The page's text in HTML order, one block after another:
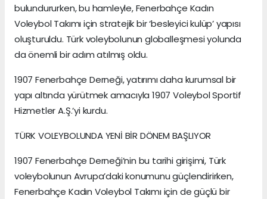
bulundururken, bu hamleyle, Fenerbahçe Kadın
Voleybol Takımı için stratejik bir ‘besleyici kulüp’ yapısı
oluşturuldu. Türk voleybolunun globalleşmesi yolunda
da önemli bir adım atılmış oldu.
1907 Fenerbahçe Derneği, yatırımı daha kurumsal bir
yapı altında yürütmek amacıyla 1907 Voleybol Sportif
Hizmetler A.Ş.’yi kurdu.
TÜRK VOLEYBOLUNDA YENİ BİR DÖNEM BAŞLIYOR
1907 Fenerbahçe Derneği’nin bu tarihi girişimi, Türk
voleybolunun Avrupa’daki konumunu güçlendirirken,
Fenerbahçe Kadın Voleybol Takımı için de güçlü bir